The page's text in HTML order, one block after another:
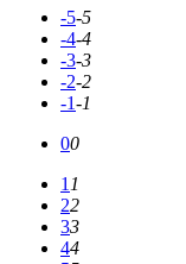
-5-5
-4-4
-3-3
-2-2
-1-1
00
11
22
33
44